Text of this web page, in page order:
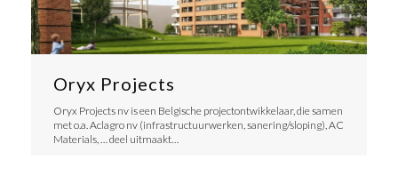
Oryx Projects
Oryx Projects nv is een Belgische projectontwikkelaar, die samen
met o.a. Aclagro nv (infrastructuurwerken, sanering/sloping), AC
Materials, … deel uitmaakt…